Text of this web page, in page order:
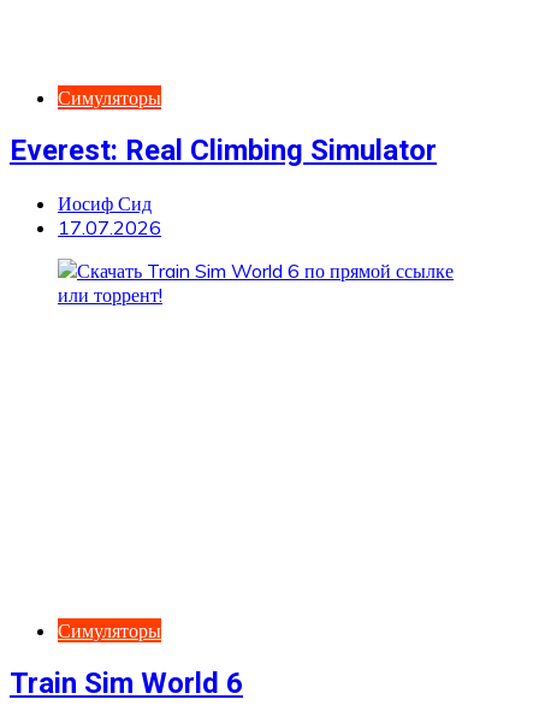
Симуляторы
Everest: Real Climbing Simulator
Иосиф Сид
17.07.2026
Симуляторы
Train Sim World 6